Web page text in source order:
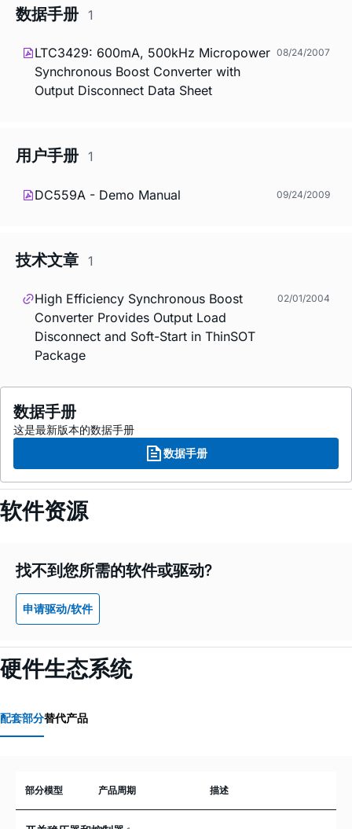
数据手册 1
LTC3429: 600mA, 500kHz Micropower
Synchronous Boost Converter with
Output Disconnect Data Sheet
08/24/2007
用户手册 1
DC559A - Demo Manual 09/24/2009
技术文章 1
High Efficiency Synchronous Boost
Converter Provides Output Load
Disconnect and Soft-Start in ThinSOT
Package
02/01/2004
数据手册
这是最新版本的数据手册
数据手册
软件资源
找不到您所需的软件或驱动?
申请驱动/软件
硬件生态系统
配套部分替代产品
部分模型 产品周期 描述